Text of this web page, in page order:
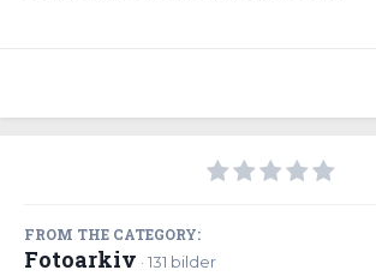
FROM THE CATEGORY:
Fotoarkiv · 131 bilder